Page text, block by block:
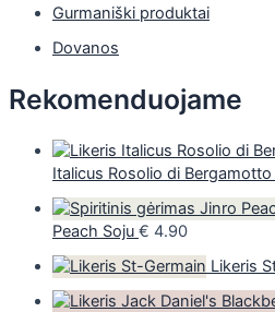
Gurmaniški produktai
Dovanos
Rekomenduojame
Italicus Rosolio di Bergamotto
Peach Soju € 4.90
Likeris